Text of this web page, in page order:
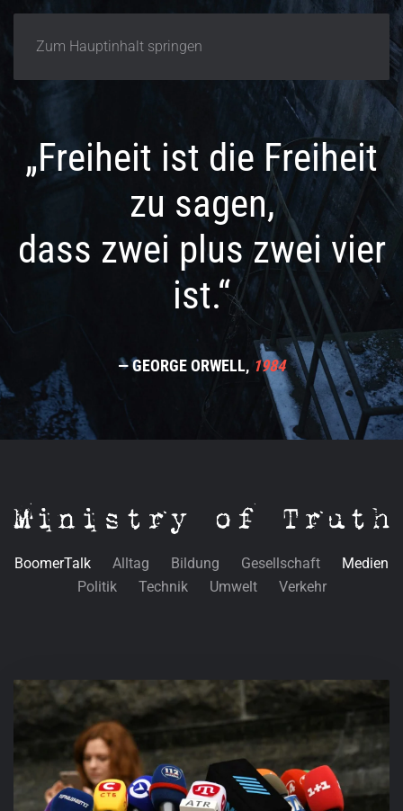
Zum Hauptinhalt springen
„Freiheit ist die Freiheit
zu sagen,
dass zwei plus zwei vier
ist.“
— GEORGE ORWELL, 1984
BoomerTalk Alltag Bildung Gesellschaft
Medien
Politik
Technik Umwelt Verkehr